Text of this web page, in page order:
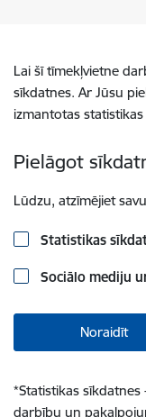
Lai šī tīmekļvietne
sīkdatnes. Ar Jūsu
izmantotas
Pielāgot
Lūdzu, atzīmējiet
Statistikas
Sociālo mediju
Noraidīt
*Statistikas sīkdatnes
darbību un